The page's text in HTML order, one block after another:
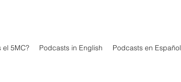
el 5MC? Podcasts in English Podcasts en Español